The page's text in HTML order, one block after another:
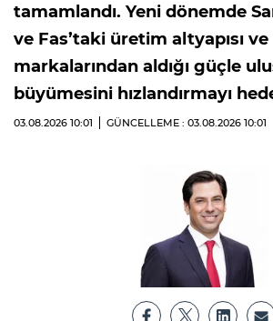
tamamlandı. Yeni dönemde
ve Fas’taki üretim altyapısı
markalarından aldığı güçle
büyümesini hızlandırmayı
03.08.2026 10:01 GÜNCELLEME : 03.08.2026 10:01